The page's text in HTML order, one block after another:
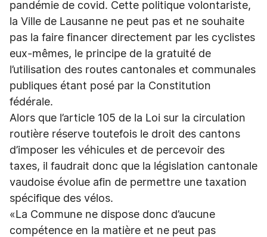
pandémie de covid. Cette politique volontariste,
la Ville de Lausanne ne peut pas et ne souhaite
pas la faire financer directement par les cyclistes
eux-mêmes, le principe de la gratuité de
l’utilisation des routes cantonales et communales
publiques étant posé par la Constitution
fédérale.
Alors que l’article 105 de la Loi sur la circulation
routière réserve toutefois le droit des cantons
d’imposer les véhicules et de percevoir des
taxes, il faudrait donc que la législation cantonale
vaudoise évolue afin de permettre une taxation
spécifique des vélos.
«La Commune ne dispose donc d’aucune
compétence en la matière et ne peut pas